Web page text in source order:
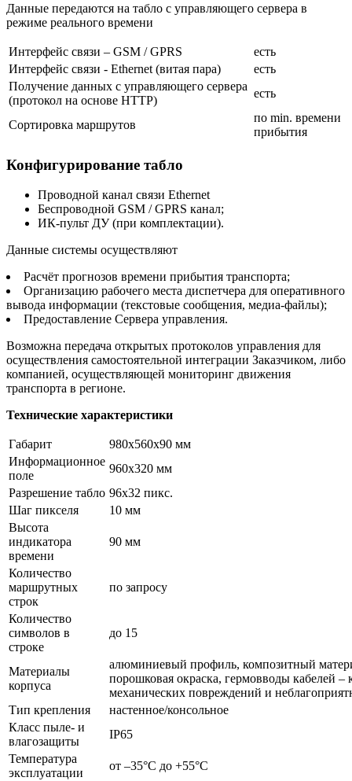
Данные передаются на табло с управляющего сервера в
режиме реального времени
Интерфейс связи – GSM / GPRS
есть
Интерфейс связи - Ethernet (витая пара)
есть
Получение данных с управляющего сервера
(протокол на основе HTTP)
есть
Сортировка маршрутов
по min. времени
прибытия
Конфигурирование табло
Проводной канал связи Ethernet
Беспроводной GSM / GPRS канал;
ИК-пульт ДУ (при комплектации).
Данные системы осуществляют
Расчёт прогнозов времени прибытия транспорта;
Организацию рабочего места диспетчера для оперативного
вывода информации (текстовые сообщения, медиа-файлы);
Предоставление Сервера управления.
Возможна передача открытых протоколов управления для
осуществления самостоятельной интеграции Заказчиком, либо
компанией, осуществляющей мониторинг движения
транспорта в регионе.
Технические характеристики
Габарит
980x560x90 мм
Информационное
поле
960x320 мм
Разрешение табло 96x32 пикс.
Шаг пикселя
10 мм
Высота
индикатора
времени
90 мм
Количество
маршрутных
строк
по запросу
Количество
символов в
строке
до 15
Материалы
корпуса
алюминиевый профиль, композитный
порошковая окраска, гермовводы кабелей –
механических повреждений и
Тип крепления
настенное/консольное
Класс пыле- и
влагозащиты
IP65
Температура
эксплуатации
от –35°С до +55°С